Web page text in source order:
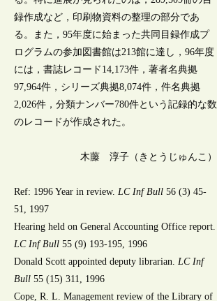
録作成など，印刷物資料の整理の部分であ
る。また，95年度に始まった共同目録作成プ
ログラムの参加図書館は213館に達し，96年度
には，書誌レコード14,173件，著者名典拠
97,964件，シリーズ典拠8,074件，件名典拠
2,026件，分類ナンバー780件という記録的な数
のレコードが作成された。
木藤 淳子（きとうじゅんこ）
Ref: 1996 Year in review.LC Inf Bull 56 (3) 45-
51, 1997
Hearing held on General Accounting Office report.
LC Inf Bull 55 (9) 193-195, 1996
Donald Scott appointed deputy librarian.LC Inf
Bull 55 (15) 311, 1996
Cope, R. L. Management review of the Library of